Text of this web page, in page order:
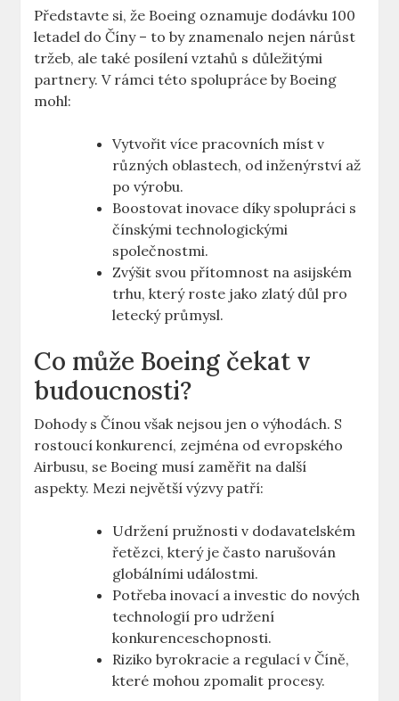
Představte si, že Boeing oznamuje ⁤dodávku 100
‍letadel do Číny –⁢ to ‌by znamenalo​ nejen⁤ nárůst
tržeb,⁢ ale‍ také posílení vztahů s​ důležitými
partnery. ⁢V rámci této spolupráce by ⁤Boeing
⁣mohl:
Vytvořit více pracovních míst v
různých⁣ oblastech, od inženýrství až
po výrobu.
Boostovat inovace díky spolupráci s
čínskými technologickými
společnostmi.
Zvýšit svou ⁣přítomnost na asijském​
trhu, který roste jako zlatý důl pro
letecký průmysl.
Co může Boeing čekat⁣ v
budoucnosti?
Dohody s⁢ Čínou ⁣však nejsou jen o ⁤výhodách. S
rostoucí​ konkurencí, zejména od evropského
Airbusu, se ‍Boeing musí zaměřit na další
aspekty. ​Mezi největší výzvy patří:
Udržení pružnosti v dodavatelském
řetězci, který je často narušován
globálními událostmi.
Potřeba inovací ‍a investic ⁤do nových
technologií⁣ pro udržení
⁢konkurenceschopnosti.
Riziko‍ byrokracie a regulací v Číně,
které mohou zpomalit procesy.